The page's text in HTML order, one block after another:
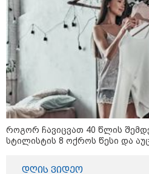
„ფასები
-
მიწები
მსოფლიო
როგორ ჩავიცვათ 40 წლის
სტილისტის 8 ოქროს წესი და
დღის ვიდეო